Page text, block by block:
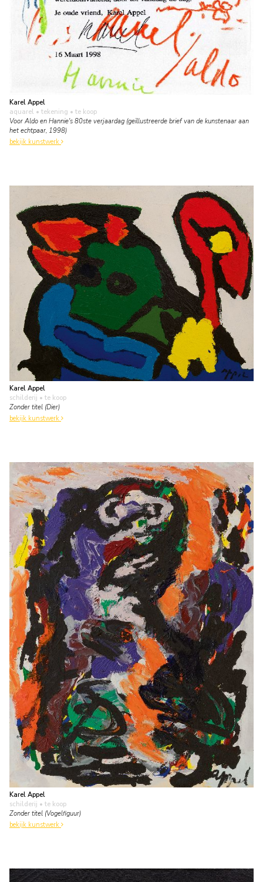
Karel Appel
aquarel • tekening • te koop
Voor Aldo en Hannie's 80ste verjaardag (geïllustreerde brief van de kunstenaar aan
het echtpaar, 1998)
bekijk kunstwerk
Karel Appel
schilderij • te koop
Zonder titel (Dier)
bekijk kunstwerk
Karel Appel
schilderij • te koop
Zonder titel (Vogelfiguur)
bekijk kunstwerk